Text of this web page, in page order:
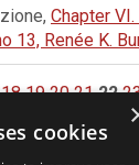
Chapter
13, Renée K.
18 19 20 21 22
cookies